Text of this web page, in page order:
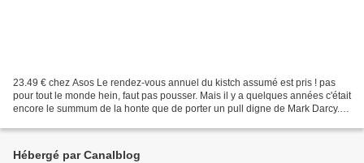
23.49 € chez Asos Le rendez-vous annuel du kistch assumé est pris ! pas
pour tout le monde hein, faut pas pousser. Mais il y a quelques années c'était
encore le summum de la honte que de porter un pull digne de Mark Darcy.
Hébergé par Canalblog